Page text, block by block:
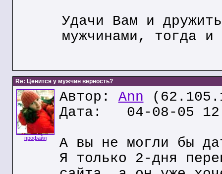
Удачи Вам и
мужчинами, тогда
Re: Ценится у мужчин верность?
профайл
Автор: Ann
Дата: 04-08-05
А вы не могли бы
Я только 2-дня